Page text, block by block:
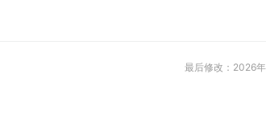
最后修改：2026